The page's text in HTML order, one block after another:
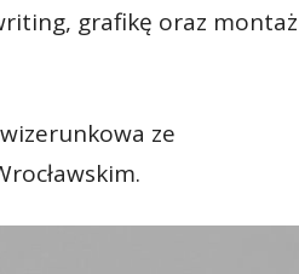
grafikę oraz montaż
ze